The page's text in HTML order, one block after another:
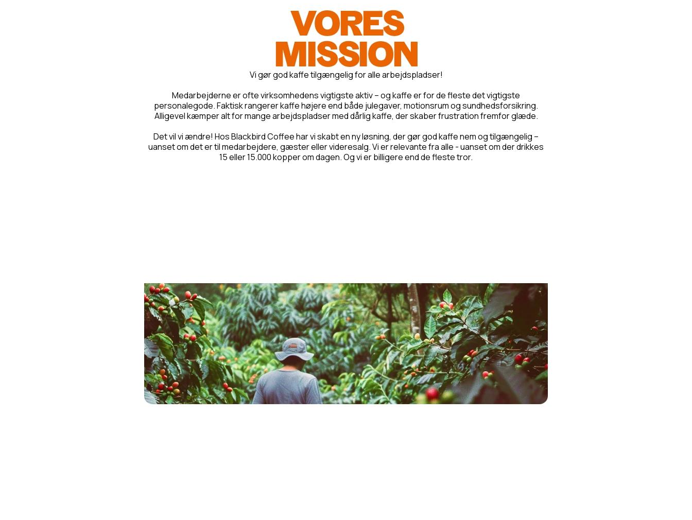
VORES
MISSION
Vi gør god kaffe tilgængelig for alle arbejdspladser!
Medarbejderne er ofte virksomhedens vigtigste aktiv – og kaffe er for de fleste det vigtigste
personalegode. Faktisk rangerer kaffe højere end både julegaver, motionsrum og sundhedsforsikring.
Alligevel kæmper alt for mange arbejdspladser med dårlig kaffe, der skaber frustration fremfor glæde.
Det vil vi ændre! Hos Blackbird Coffee har vi skabt en ny løsning, der gør god kaffe nem og tilgængelig –
uanset om det er til medarbejdere, gæster eller videresalg. Vi er relevante fra alle - uanset om der drikkes
15 eller 15.000 kopper om dagen. Og vi er billigere end de fleste tror.